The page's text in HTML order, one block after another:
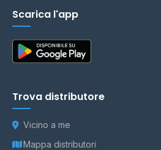
Scarica l'app
Trova distributore
Vicino a me
Mappa distributori